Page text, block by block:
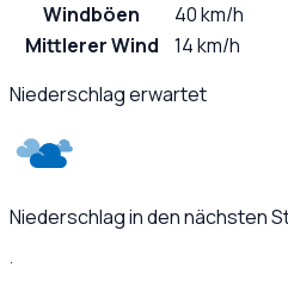
Windböen
40 km/h
Mittlerer Wind
14 km/h
Niederschlag erwartet
Niederschlag in den nächsten
·